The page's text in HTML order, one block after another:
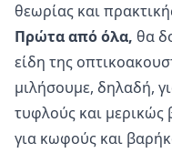
θεωρίας και
Πρώτα από όλα, θα
είδη της
μιλήσουμε, δηλαδή,
τυφλούς και μερικώς
για κωφούς και